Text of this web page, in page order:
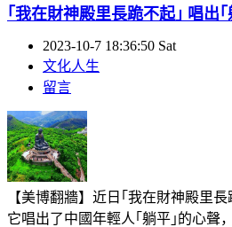
｢我在財神殿里長跪不起｣ 唱出
2023-10-7 18:36:50 Sat
文化人生
留言
【美博翻牆】近日｢我在財神殿里
它唱出了中國年輕人｢躺平｣的心聲